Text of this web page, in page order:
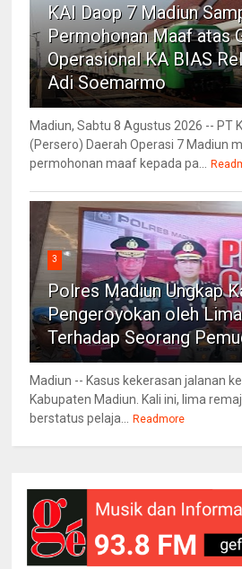
KAI Daop 7 Madiun
Permohonan Maaf atas
Operasional KA BIAS
Adi Soemarmo
Madiun, Sabtu 8 Agustus 2026 -- PT
(Persero) Daerah Operasi 7 Madiun
permohonan maaf kepada pa...
3
Polres Madiun Ungkap
Pengeroyokan oleh
Terhadap Seorang
Madiun -- Kasus kekerasan jalanan
Kabupaten Madiun. Kali ini, lima
berstatus pelaja...
Readmore